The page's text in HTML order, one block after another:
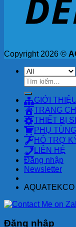
Copyright 2026 ©
Tìm
kiếm:
GIỚI
TRANG
THIẾT BỊ
PHỤ
HỖ TRỢ
LIÊN HỆ
Đăng nhập
Newsletter
AQUATEKCO
Đăng nhập